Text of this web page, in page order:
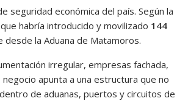
seguridad económica del país. Según la
habría introducido y movilizado 144
desde la Aduana de Matamoros.
irregular, empresas fachada,
apunta a una estructura que no
de aduanas, puertos y circuitos de